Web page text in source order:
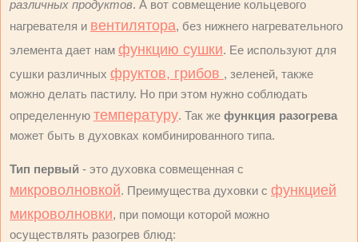
различных продуктов. А вот совмещение кольцевого
нагревателя и вентилятора, без нижнего нагревательного
элемента дает нам функцию сушки. Ее используют для
сушки различных фруктов, грибов , зеленей, также
можно делать пастилу. Но при этом нужно соблюдать
определенную температуру. Так же функция разогрева
может быть в духовках комбинированного типа.
Тип первый - это духовка совмещенная с
микроволновкой. Преимущества духовки с функцией
микроволновки, при помощи которой можно
осуществлять разогрев блюд: